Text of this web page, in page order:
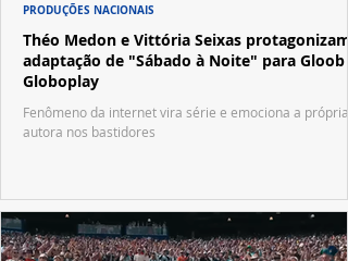
Théo Medon e Vittória Seixas protagonizam
adaptação de "Sábado à Noite" para Gloob e
Globoplay
Fenômeno da internet vira série e emociona a própria
autora nos bastidores
PRODUÇÕES NACIONAIS